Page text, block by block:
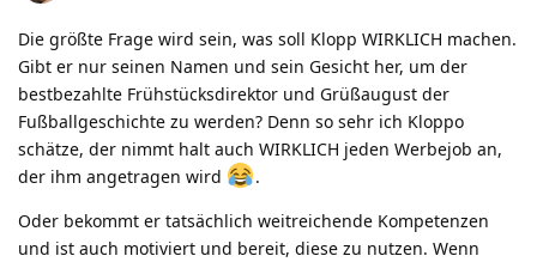
Die größte Frage wird sein, was soll Klopp WIRKLICH machen.
Gibt er nur seinen Namen und sein Gesicht her, um der
bestbezahlte Frühstücksdirektor und Grüßaugust der
Fußballgeschichte zu werden? Denn so sehr ich Kloppo
schätze, der nimmt halt auch WIRKLICH jeden Werbejob an,
der ihm angetragen wird
.
Oder bekommt er tatsächlich weitreichende Kompetenzen
und ist auch motiviert und bereit, diese zu nutzen. Wenn